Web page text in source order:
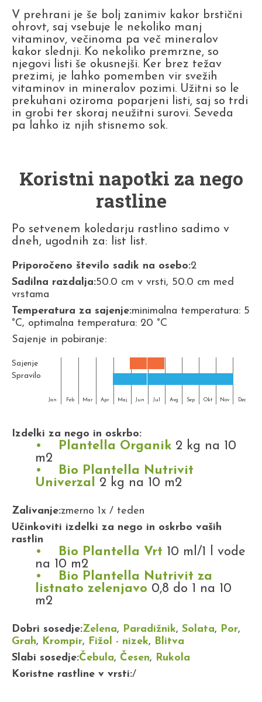
V prehrani je še bolj zanimiv kakor brstični
ohrovt, saj vsebuje le nekoliko manj
vitaminov, večinoma pa več mineralov
kakor slednji. Ko nekoliko premrzne, so
njegovi listi še okusnejši. Ker brez težav
prezimi, je lahko pomemben vir svežih
vitaminov in mineralov pozimi. Užitni so le
prekuhani oziroma poparjeni listi, saj so trdi
in grobi ter skoraj neužitni surovi. Seveda
pa lahko iz njih stisnemo sok.
Koristni napotki za nego
rastline
Po setvenem koledarju rastlino sadimo v
dneh, ugodnih za: list list.
Priporočeno število sadik na osebo:2
Sadilna razdalja:50.0 cm v vrsti, 50.0 cm med
vrstama
Temperatura za sajenje:minimalna temperatura: 5
°C, optimalna temperatura: 20 °C
Sajenje in pobiranje:
Sajenje
Spravilo
Jan Feb Mar Apr Maj Jun Jul Avg Sep Okt Nov Dec
Izdelki za nego in oskrbo:
Plantella Organik 2 kg na 10
m2
Bio Plantella Nutrivit
Univerzal 2 kg na 10 m2
Zalivanje:zmerno 1x / teden
Učinkoviti izdelki za nego in oskrbo vaših
rastlin
Bio Plantella Vrt 10 ml/1 l vode
na 10 m2
Bio Plantella Nutrivit za
listnato zelenjavo 0,8 do 1 na 10
m2
Dobri sosedje:Zelena, Paradižnik, Solata, Por,
Grah, Krompir, Fižol - nizek, Blitva
Slabi sosedje:Čebula, Česen, Rukola
Koristne rastline v vrsti:/